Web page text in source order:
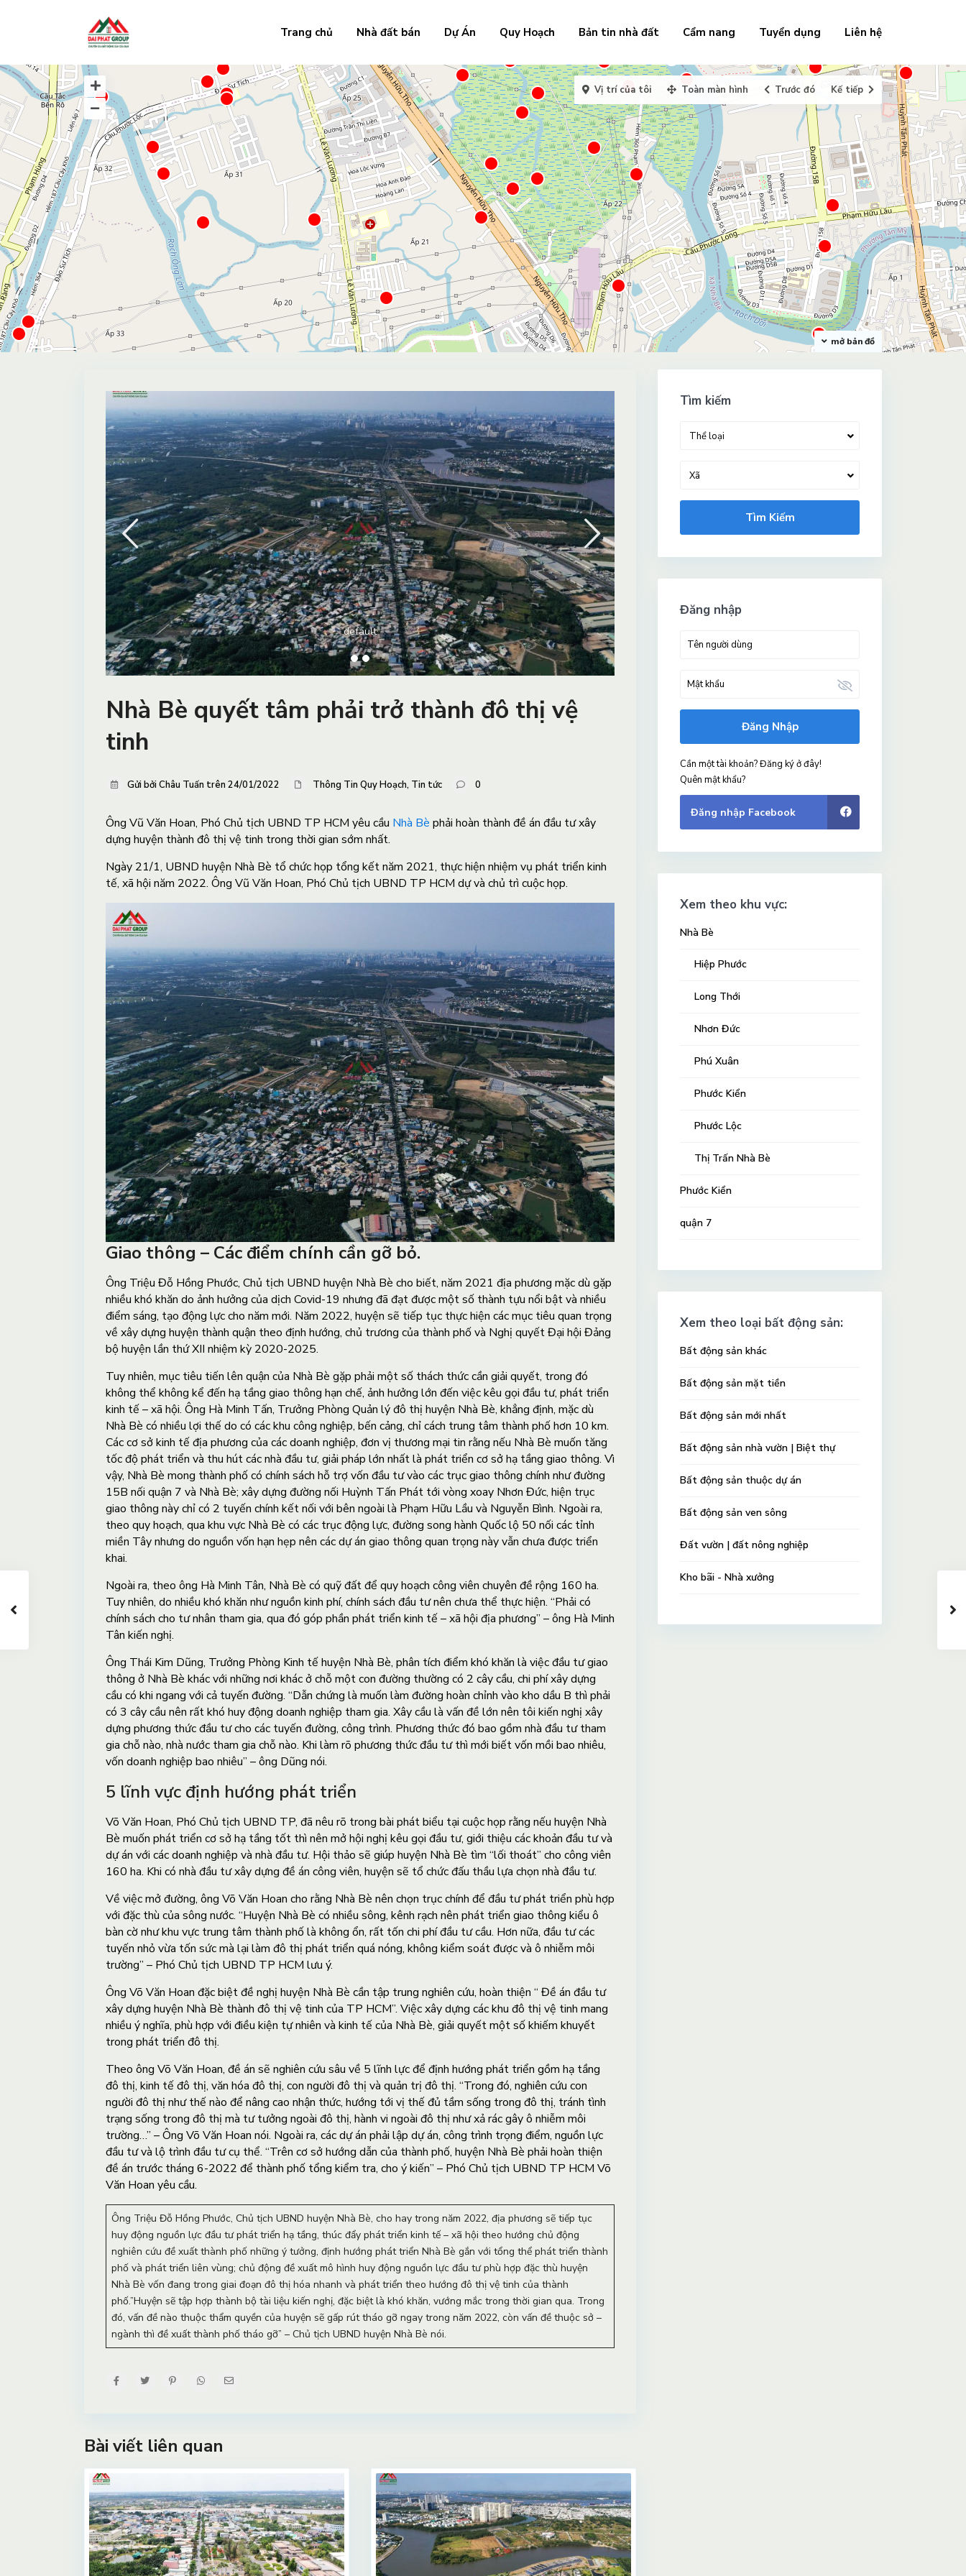
Trang chủ Nhà đất bán Dự Án Quy Hoạch Bản tin nhà đất Cẩm nang Tuyển dụng Liên hệ
mở bản đồ
Vị trí của tôi Toàn màn hình Trước đó Kế tiếp
default
Nhà Bè quyết tâm phải trở thành đô thị vệ
tinh
Gửi bởi Châu Tuấn trên 24/01/2022 Thông Tin Quy Hoạch, Tin tức 0
Ông Vũ Văn Hoan, Phó Chủ tịch UBND TP HCM yêu cầu Nhà Bè phải hoàn thành đề án đầu tư xây
dựng huyện thành đô thị vệ tinh trong thời gian sớm nhất.
Ngày 21/1, UBND huyện Nhà Bè tổ chức họp tổng kết năm 2021, thực hiện nhiệm vụ phát triển kinh
tế, xã hội năm 2022. Ông Vũ Văn Hoan, Phó Chủ tịch UBND TP HCM dự và chủ trì cuộc họp.
Giao thông – Các điểm chính cần gỡ bỏ.
Ông Triệu Đỗ Hồng Phước, Chủ tịch UBND huyện Nhà Bè cho biết, năm 2021 địa phương mặc dù gặp
nhiều khó khăn do ảnh hưởng của dịch Covid-19 nhưng đã đạt được một số thành tựu nổi bật và nhiều
điểm sáng, tạo động lực cho năm mới. Năm 2022, huyện sẽ tiếp tục thực hiện các mục tiêu quan trọng
về xây dựng huyện thành quận theo định hướng, chủ trương của thành phố và Nghị quyết Đại hội Đảng
bộ huyện lần thứ XII nhiệm kỳ 2020-2025.
Tuy nhiên, mục tiêu tiến lên quận của Nhà Bè gặp phải một số thách thức cần giải quyết, trong đó
không thể không kể đến hạ tầng giao thông hạn chế, ảnh hưởng lớn đến việc kêu gọi đầu tư, phát triển
kinh tế – xã hội. Ông Hà Minh Tấn, Trưởng Phòng Quản lý đô thị huyện Nhà Bè, khẳng định, mặc dù
Nhà Bè có nhiều lợi thế do có các khu công nghiệp, bến cảng, chỉ cách trung tâm thành phố hơn 10 km.
Các cơ sở kinh tế địa phương của các doanh nghiệp, đơn vị thương mại tin rằng nếu Nhà Bè muốn tăng
tốc độ phát triển và thu hút các nhà đầu tư, giải pháp lớn nhất là phát triển cơ sở hạ tầng giao thông. Vì
vậy, Nhà Bè mong thành phố có chính sách hỗ trợ vốn đầu tư vào các trục giao thông chính như đường
15B nối quận 7 và Nhà Bè; xây dựng đường nối Huỳnh Tấn Phát tới vòng xoay Nhơn Đức, hiện trục
giao thông này chỉ có 2 tuyến chính kết nối với bên ngoài là Phạm Hữu Lầu và Nguyễn Bình. Ngoài ra,
theo quy hoạch, qua khu vực Nhà Bè có các trục động lực, đường song hành Quốc lộ 50 nối các tỉnh
miền Tây nhưng do nguồn vốn hạn hẹp nên các dự án giao thông quan trọng này vẫn chưa được triển
khai.
Ngoài ra, theo ông Hà Minh Tân, Nhà Bè có quỹ đất để quy hoạch công viên chuyên đề rộng 160 ha.
Tuy nhiên, do nhiều khó khăn như nguồn kinh phí, chính sách đầu tư nên chưa thể thực hiện. “Phải có
chính sách cho tư nhân tham gia, qua đó góp phần phát triển kinh tế – xã hội địa phương” – ông Hà Minh
Tân kiến nghị.
Ông Thái Kim Dũng, Trưởng Phòng Kinh tế huyện Nhà Bè, phân tích điểm khó khăn là việc đầu tư giao
thông ở Nhà Bè khác với những nơi khác ở chỗ một con đường thường có 2 cây cầu, chi phí xây dựng
cầu có khi ngang với cả tuyến đường. “Dẫn chứng là muốn làm đường hoàn chỉnh vào kho dầu B thì phải
có 3 cây cầu nên rất khó huy động doanh nghiệp tham gia. Xây cầu là vấn đề lớn nên tôi kiến nghị xây
dựng phương thức đầu tư cho các tuyến đường, công trình. Phương thức đó bao gồm nhà đầu tư tham
gia chỗ nào, nhà nước tham gia chỗ nào. Khi làm rõ phương thức đầu tư thì mới biết vốn mồi bao nhiêu,
vốn doanh nghiệp bao nhiêu” – ông Dũng nói.
5 lĩnh vực định hướng phát triển
Võ Văn Hoan, Phó Chủ tịch UBND TP, đã nêu rõ trong bài phát biểu tại cuộc họp rằng nếu huyện Nhà
Bè muốn phát triển cơ sở hạ tầng tốt thì nên mở hội nghị kêu gọi đầu tư, giới thiệu các khoản đầu tư và
dự án với các doanh nghiệp và nhà đầu tư. Hội thảo sẽ giúp huyện Nhà Bè tìm “lối thoát” cho công viên
160 ha. Khi có nhà đầu tư xây dựng đề án công viên, huyện sẽ tổ chức đấu thầu lựa chọn nhà đầu tư.
Về việc mở đường, ông Võ Văn Hoan cho rằng Nhà Bè nên chọn trục chính để đầu tư phát triển phù hợp
với đặc thù của sông nước. “Huyện Nhà Bè có nhiều sông, kênh rạch nên phát triển giao thông kiểu ô
bàn cờ như khu vực trung tâm thành phố là không ổn, rất tốn chi phí đầu tư cầu. Hơn nữa, đầu tư các
tuyến nhỏ vừa tốn sức mà lại làm đô thị phát triển quá nóng, không kiểm soát được và ô nhiễm môi
trường” – Phó Chủ tịch UBND TP HCM lưu ý.
Ông Võ Văn Hoan đặc biệt đề nghị huyện Nhà Bè cần tập trung nghiên cứu, hoàn thiện “ Đề án đầu tư
xây dựng huyện Nhà Bè thành đô thị vệ tinh của TP HCM”. Việc xây dựng các khu đô thị vệ tinh mang
nhiều ý nghĩa, phù hợp với điều kiện tự nhiên và kinh tế của Nhà Bè, giải quyết một số khiếm khuyết
trong phát triển đô thị.
Theo ông Võ Văn Hoan, đề án sẽ nghiên cứu sâu về 5 lĩnh lực để định hướng phát triển gồm hạ tầng
đô thị, kinh tế đô thị, văn hóa đô thị, con người đô thị và quản trị đô thị. “Trong đó, nghiên cứu con
người đô thị như thế nào để nâng cao nhận thức, hướng tới vị thế đủ tầm sống trong đô thị, tránh tình
trạng sống trong đô thị mà tư tưởng ngoài đô thị, hành vi ngoài đô thị như xả rác gây ô nhiễm môi
trường…” – Ông Võ Văn Hoan nói. Ngoài ra, các dự án phải lập dự án, công trình trọng điểm, nguồn lực
đầu tư và lộ trình đầu tư cụ thể. “Trên cơ sở hướng dẫn của thành phố, huyện Nhà Bè phải hoàn thiện
đề án trước tháng 6-2022 để thành phố tổng kiểm tra, cho ý kiến” – Phó Chủ tịch UBND TP HCM Võ
Văn Hoan yêu cầu.
Ông Triệu Đỗ Hồng Phước, Chủ tịch UBND huyện Nhà Bè, cho hay trong năm 2022, địa phương sẽ tiếp tục
huy động nguồn lực đầu tư phát triển hạ tầng, thúc đẩy phát triển kinh tế – xã hội theo hướng chủ động
nghiên cứu đề xuất thành phố những ý tưởng, định hướng phát triển Nhà Bè gắn với tổng thể phát triển thành
phố và phát triển liên vùng; chủ động đề xuất mô hình huy động nguồn lực đầu tư phù hợp đặc thù huyện
Nhà Bè vốn đang trong giai đoạn đô thị hóa nhanh và phát triển theo hướng đô thị vệ tinh của thành
phố.”Huyện sẽ tập hợp thành bộ tài liệu kiến nghị, đặc biệt là khó khăn, vướng mắc trong thời gian qua. Trong
đó, vấn đề nào thuộc thẩm quyền của huyện sẽ gấp rút tháo gỡ ngay trong năm 2022, còn vấn đề thuộc sở –
ngành thì đề xuất thành phố tháo gỡ” – Chủ tịch UBND huyện Nhà Bè nói.
Bài viết liên quan
Tìm kiếm
Thể loại
Xã
Tìm Kiếm
Đăng nhập
Đăng Nhập
Cần một tài khoản? Đăng ký ở đây!
Quên mật khẩu?
Đăng nhập Facebook
Xem theo khu vực:
Nhà Bè
Hiệp Phước
Long Thới
Nhơn Đức
Phú Xuân
Phước Kiển
Phước Lộc
Thị Trấn Nhà Bè
Phước Kiển
quận 7
Xem theo loại bất động sản:
Bất động sản khác
Bất động sản mặt tiền
Bất động sản mới nhất
Bất động sản nhà vườn | Biệt thự
Bất động sản thuộc dự án
Bất động sản ven sông
Đất vườn | đất nông nghiệp
Kho bãi - Nhà xưởng